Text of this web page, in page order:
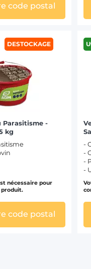
code postal
DESTOCKAGE
Parasitisme -
kg
nécessaire pour
produit.
code postal
-
-
-
-